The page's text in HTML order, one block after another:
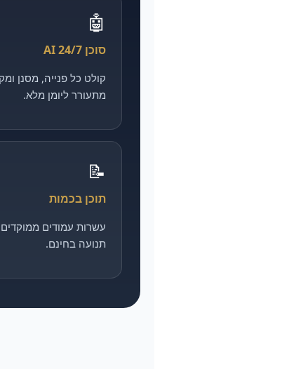
🤖
סוכן AI 24/7
מתעורר ליומן מלא.
📝
תוכן בכמות
עשרות עמודים
תנועה בחינם.